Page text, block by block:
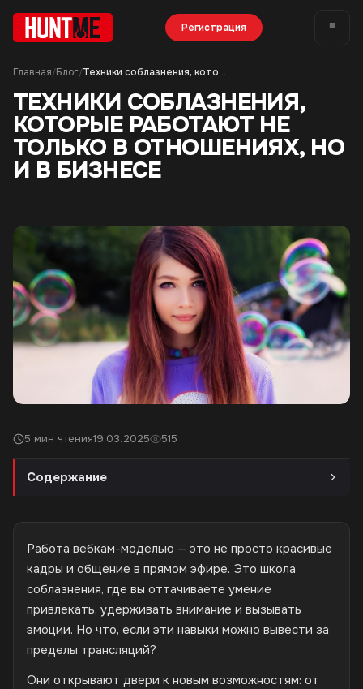
Регистрация
Главная/Блог/ Техники соблазнения, которые работают не только в отношениях, но и в бизнесе
ТЕХНИКИ СОБЛАЗНЕНИЯ,
КОТОРЫЕ РАБОТАЮТ НЕ
ТОЛЬКО В ОТНОШЕНИЯХ, НО
И В БИЗНЕСЕ
5 мин чтения19.03.2025 515
Содержание
Работа вебкам-моделью — это не просто красивые
кадры и общение в прямом эфире. Это школа
соблазнения, где вы оттачиваете умение
привлекать, удерживать внимание и вызывать
эмоции. Но что, если эти навыки можно вывести за
пределы трансляций?
Они открывают двери к новым возможностям: от